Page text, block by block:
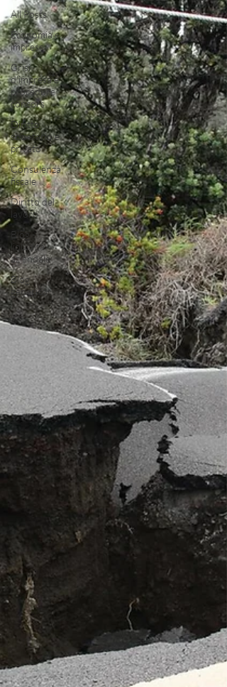
All Posts
Economia e
imprese
Crisi
d'impresa e
procedure
concors
Diritto
societario e
privato
Consulenza
fiscale
Diritto del
lavoro
Blog -
liquidità
aziendale
Blog
generico